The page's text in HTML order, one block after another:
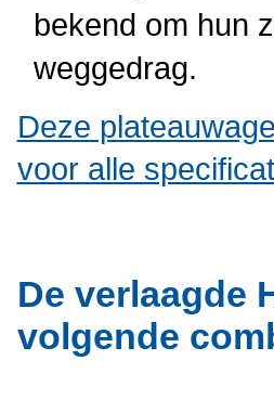
bekend om hun
weggedrag.
Deze
voor alle
De verlaagde
volgende